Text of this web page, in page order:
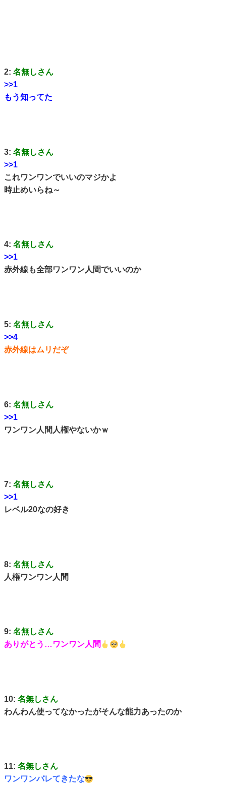
2: 名無しさん
>>1
もう知ってた
3: 名無しさん
>>1
これワンワンでいいのマジかよ
時止めいらね～
4: 名無しさん
>>1
赤外線も全部ワンワン人間でいいのか
5: 名無しさん
>>4
赤外線はムリだぞ
6: 名無しさん
>>1
ワンワン人間人権やないかｗ
7: 名無しさん
>>1
レベル20なの好き
8: 名無しさん
人権ワンワン人間
9: 名無しさん
ありがとう…ワンワン人間
10: 名無しさん
わんわん使ってなかったがそんな能力あったのか
11: 名無しさん
ワンワンバレてきたな